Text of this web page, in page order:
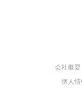
会社概要
個人